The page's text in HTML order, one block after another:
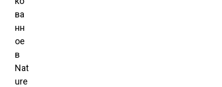
ва
нн
ое
в
Nat
ure